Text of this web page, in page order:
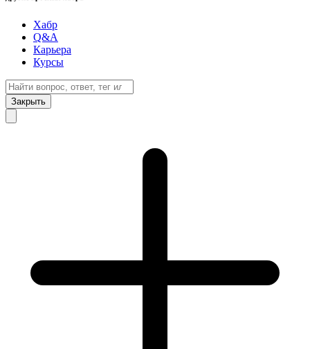
Хабр
Q&A
Карьера
Курсы
Закрыть